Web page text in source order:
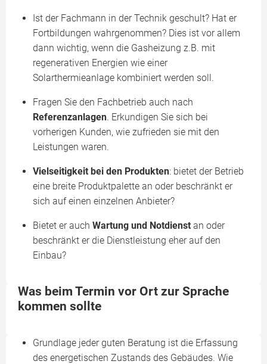
Ist der Fachmann in der Technik geschult? Hat er
Fortbildungen wahrgenommen? Dies ist vor allem
dann wichtig, wenn die Gasheizung z.B. mit
regenerativen Energien wie einer
Solarthermieanlage kombiniert werden soll.
Fragen Sie den Fachbetrieb auch nach
Referenzanlagen. Erkundigen Sie sich bei
vorherigen Kunden, wie zufrieden sie mit den
Leistungen waren.
Vielseitigkeit bei den Produkten: bietet der Betrieb
eine breite Produktpalette an oder beschränkt er
sich auf einen einzelnen Anbieter?
Bietet er auch Wartung und Notdienst an oder
beschränkt er die Dienstleistung eher auf den
Einbau?
Was beim Termin vor Ort zur Sprache
kommen sollte
Grundlage jeder guten Beratung ist die Erfassung
des energetischen Zustands des Gebäudes. Wie